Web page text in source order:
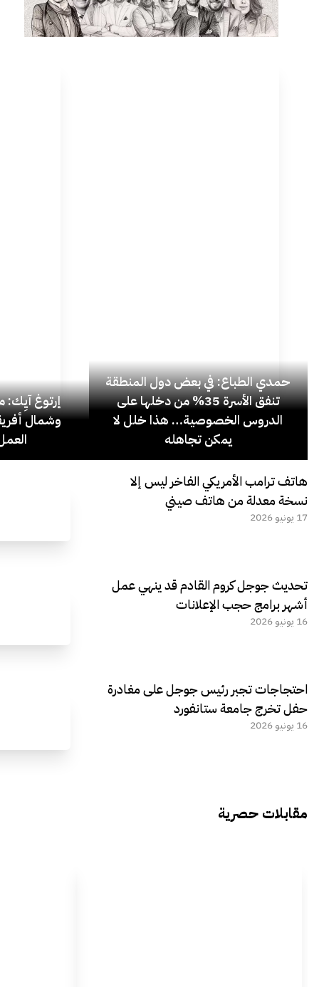
حمدي الطباع: في بعض دول المنطقة
تنفق الأسرة 35% من دخلها على
الدروس الخصوصية… هذا خلل لا
يمكن تجاهله
إرتوغ آيِك:
وشمال
هاتف ترامب الأمريكي الفاخر ليس إلا
نسخة معدلة من هاتف صيني
17 يونيو 2026
تحديث جوجل كروم القادم قد ينهي عمل
أشهر برامج حجب الإعلانات
16 يونيو 2026
احتجاجات تجبر رئيس جوجل على مغادرة
حفل تخرج جامعة ستانفورد
16 يونيو 2026
مقابلات حصرية